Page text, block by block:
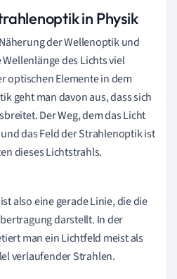
in Physik
der Wellenoptik und
des Lichts viel
optischen Elemente in dem
geht man davon aus, dass sich
Der Weg, dem das Licht
das Feld der Strahlenoptik ist
dieses Lichtstrahls.
also eine gerade Linie, die die
darstellt. In der
man ein Lichtfeld meist als
verlaufender Strahlen.